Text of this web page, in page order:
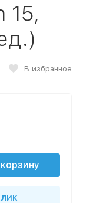
15,
В избранное